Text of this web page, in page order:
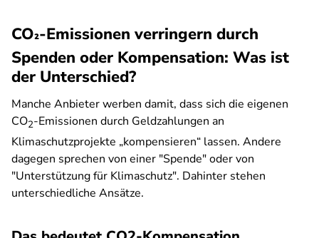
CO²-Emissionen verringern durch
Spenden oder Kompensation: Was ist
der Unterschied?
Manche Anbieter werben damit, dass sich die eigenen
CO2-Emissionen durch Geldzahlungen an
Klimaschutzprojekte „kompensieren“ lassen. Andere
dagegen sprechen von einer "Spende" oder von
"Unterstützung für Klimaschutz". Dahinter stehen
unterschiedliche Ansätze.